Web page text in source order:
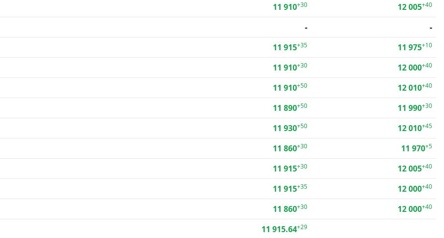
11 910+30 12 005+40
-
-
11 915+35 11 975+10
11 910+30 12 000+40
11 910+50 12 010+40
11 890+50 11 990+30
11 930+50 12 010+45
11 860+30 11 970+5
11 915+30 12 005+40
11 915+35 12 000+40
11 860+30 12 000+40
11 915.64+29